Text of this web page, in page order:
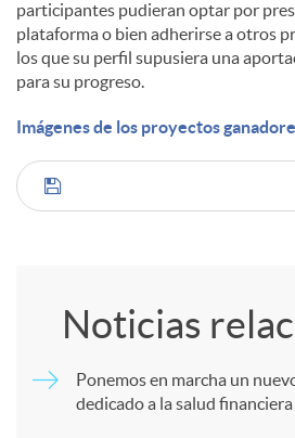
participantes pudieran optar por
plataforma o bien adherirse a otros
los que su perfil supusiera una
para su progreso.
Imágenes de los proyectos
C
m
Noticias
Ponemos en marcha un
dedicado a la salud financiera